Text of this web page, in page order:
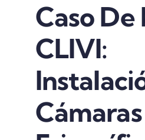
Caso
CLIVI:
Cámaras